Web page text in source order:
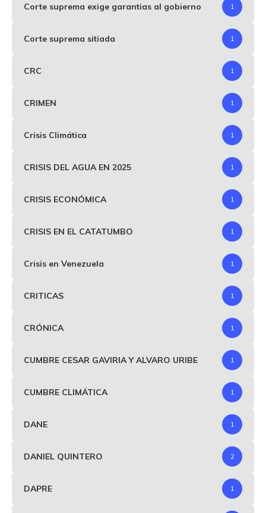
Corte suprema exige garantias al gobierno 1
Corte suprema sitiada 1
CRC 1
CRIMEN 1
Crisis Climática 1
CRISIS DEL AGUA EN 2025 1
CRISIS ECONÓMICA 1
CRISIS EN EL CATATUMBO 1
Crisis en Venezuela 1
CRITICAS 1
CRÓNICA 1
CUMBRE CESAR GAVIRIA Y ALVARO URIBE 1
CUMBRE CLIMÁTICA 1
DANE 1
DANIEL QUINTERO 2
DAPRE 1